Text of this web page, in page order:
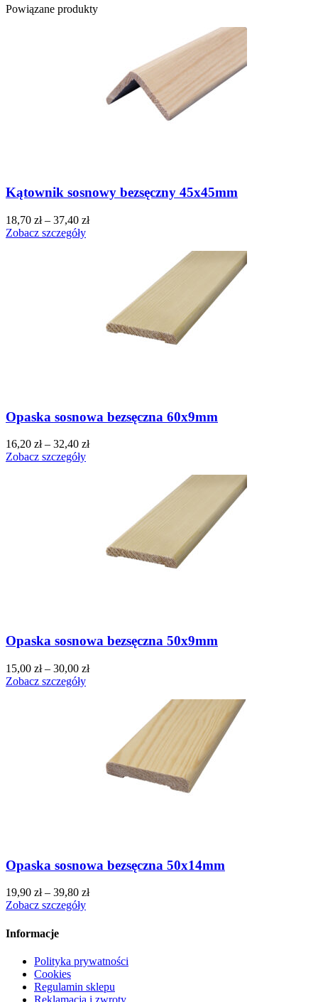
Powiązane produkty
Kątownik sosnowy bezsęczny 45x45mm
18,70 zł– 37,40 zł
Zobacz szczegóły
Opaska sosnowa bezsęczna 60x9mm
16,20 zł– 32,40 zł
Zobacz szczegóły
Opaska sosnowa bezsęczna 50x9mm
15,00 zł– 30,00 zł
Zobacz szczegóły
Opaska sosnowa bezsęczna 50x14mm
19,90 zł– 39,80 zł
Zobacz szczegóły
Informacje
Polityka prywatności
Cookies
Regulamin sklepu
Reklamacja i zwroty